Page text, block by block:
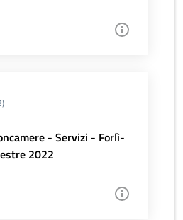
- Servizi - Forlì-
2022